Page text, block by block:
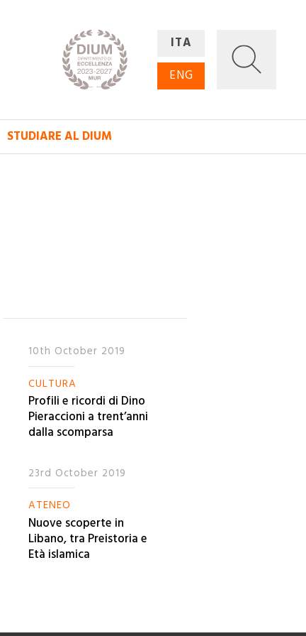
ITA
ENG
STUDIARE AL DIUM
10th October 2019
CULTURA
Profili e ricordi di Dino
Pieraccioni a trent’anni
dalla scomparsa
23rd October 2019
ATENEO
Nuove scoperte in
Libano, tra Preistoria e
Età islamica